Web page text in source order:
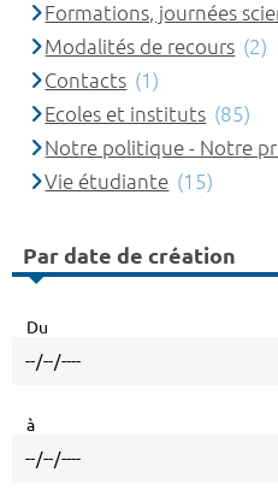
Formations, journées
Modalités de recours (2)
Contacts (1)
Ecoles et instituts (85)
Notre politique - Notre
Vie étudiante (15)
Par date de création
Du
à